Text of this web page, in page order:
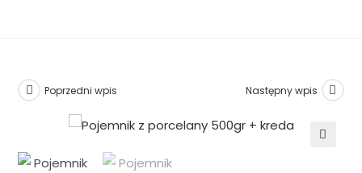
Poprzedni wpis Następny wpis